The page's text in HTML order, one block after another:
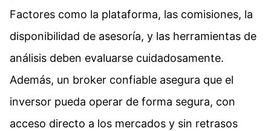
Factores como la plataforma, las comisiones, la
disponibilidad de asesoría, y las herramientas de
análisis deben evaluarse cuidadosamente.
Además, un broker confiable asegura que el
inversor pueda operar de forma segura, con
acceso directo a los mercados y sin retrasos